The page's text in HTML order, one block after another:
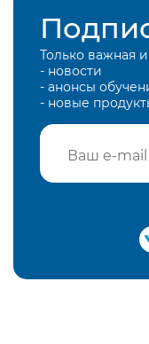
Только важная
- новости
- анонсы
- новые
Подтвердить